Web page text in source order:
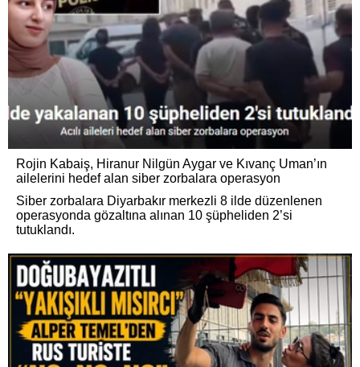
Rojin Kabaiş, Hiranur Nilgün Aygar ve Kıvanç Uman’ın
ailelerini hedef alan siber zorbalara operasyon
Siber zorbalara Diyarbakır merkezli 8 ilde düzenlenen
operasyonda gözaltına alınan 10 şüpheliden 2’si
tutuklandı.